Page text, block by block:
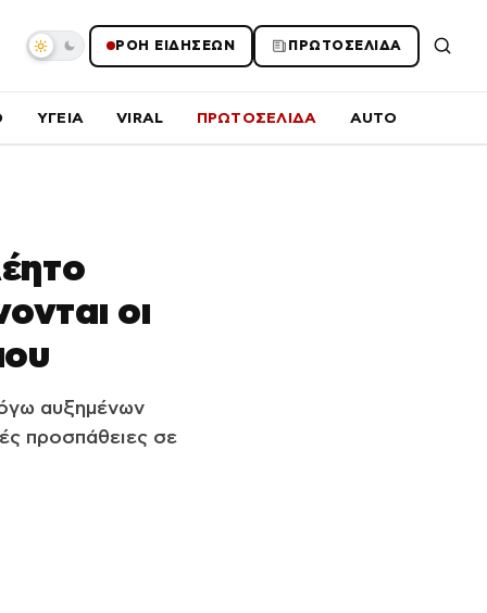
ΡΟΗ ΕΙΔΗΣΕΩΝ ΠΡΩΤΟΣΕΛΙΔΑ
ΥΓΕΙΑ VIRAL ΠΡΩΤΟΣΕΛΙΔΑ AUTO
οι
αυξημένων
προσπάθειες σε